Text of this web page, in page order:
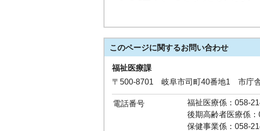
このページに関するお問い合わせ
福祉医療課
〒500-8701 岐阜市司町40番地1 市庁
電話番号
福祉医療係：058-
後期高齢者医療係
保健事業係：058-